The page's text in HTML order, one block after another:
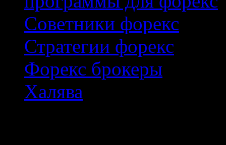
Советники форекс
Стратегии форекс
Форекс брокеры
Халява